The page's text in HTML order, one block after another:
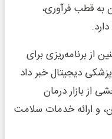
به قطب فرآوری،
از برنامه‌ریزی برای
دیجیتال خبر داد
از بازار درمان
و ارائه خدمات سلامت